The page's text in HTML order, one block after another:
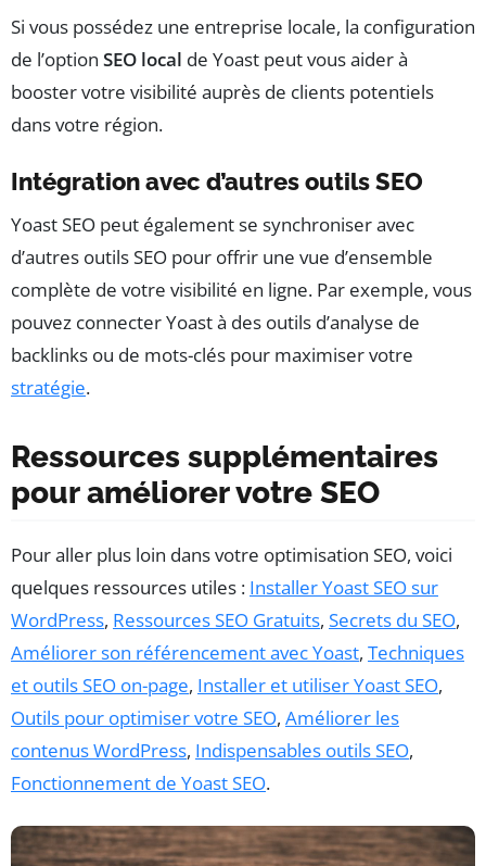
Si vous possédez une entreprise locale, la configuration
de l’option SEO local de Yoast peut vous aider à
booster votre visibilité auprès de clients potentiels
dans votre région.
Intégration avec d’autres outils SEO
Yoast SEO peut également se synchroniser avec
d’autres outils SEO pour offrir une vue d’ensemble
complète de votre visibilité en ligne. Par exemple, vous
pouvez connecter Yoast à des outils d’analyse de
backlinks ou de mots-clés pour maximiser votre
stratégie.
Ressources supplémentaires
pour améliorer votre SEO
Pour aller plus loin dans votre optimisation SEO, voici
quelques ressources utiles : Installer Yoast SEO sur
WordPress, Ressources SEO Gratuits, Secrets du SEO,
Améliorer son référencement avec Yoast, Techniques
et outils SEO on-page, Installer et utiliser Yoast SEO,
Outils pour optimiser votre SEO, Améliorer les
contenus WordPress, Indispensables outils SEO,
Fonctionnement de Yoast SEO.